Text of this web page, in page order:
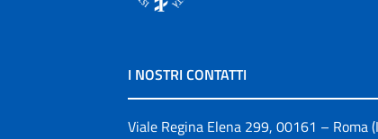
I NOSTRI CONTATTI
Viale Regina Elena 299, 00161 – Roma